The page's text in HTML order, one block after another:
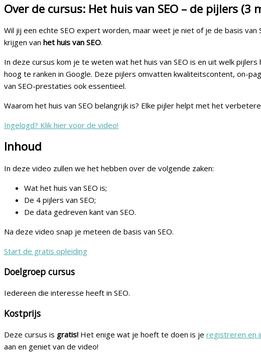
Over de cursus: Het huis van SEO – de pijlers (3
Wil jij een echte SEO expert worden, maar weet je niet of je de basis
krijgen van het huis van SEO.
In deze cursus kom je te weten wat het huis van SEO is en uit welk
hoog te ranken in Google. Deze pijlers omvatten kwaliteitscontent, on-
van SEO-prestaties ook essentieel.
Waarom het huis van SEO belangrijk is? Elke pijler helpt met het
Ingelogd? Klik hier voor de video!
Inhoud
In deze video zullen we het hebben over de volgende zaken:
Wat het huis van SEO is;
De 4 pijlers van SEO;
De data gedreven kant van SEO.
Na deze video snap je meteen de basis van SEO.
Start de gratis opleiding
Doelgroep cursus
Iedereen die interesse heeft in SEO.
Kostprijs
Deze cursus is gratis! Het enige wat je hoeft te doen is je registreren en
aan en geniet van de video!